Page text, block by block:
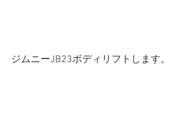
ジムニーJB23ボディリフトします。